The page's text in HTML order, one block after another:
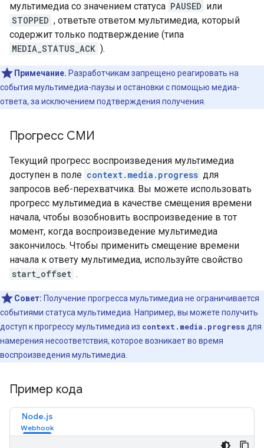
мультимедиа со значением статуса PAUSED или
STOPPED , ответьте ответом мультимедиа, который
содержит только подтверждение (типа
MEDIA_STATUS_ACK ).
Примечание. Разработчикам запрещено реагировать на
события мультимедиа-паузы и остановки с помощью медиа-
ответа, за исключением подтверждения получения.
Прогресс СМИ
Текущий прогресс воспроизведения мультимедиа
доступен в поле context.media.progress для
запросов веб-перехватчика. Вы можете использовать
прогресс мультимедиа в качестве смещения времени
начала, чтобы возобновить воспроизведение в тот
момент, когда воспроизведение мультимедиа
закончилось. Чтобы применить смещение времени
начала к ответу мультимедиа, используйте свойство
start_offset .
Совет: Получение прогресса мультимедиа не ограничивается
событиями статуса мультимедиа. Например, вы можете получить
доступ к прогрессу мультимедиа из context.media.progress для
намерения несоответствия, которое возникает во время
воспроизведения мультимедиа.
Пример кода
Node.js